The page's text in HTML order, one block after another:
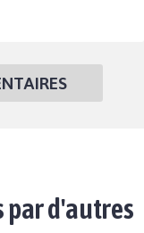
par d'autres